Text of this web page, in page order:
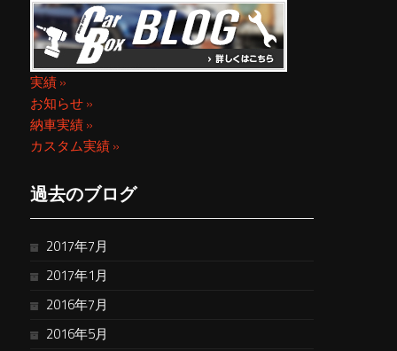
実績 »
お知らせ »
納車実績 »
カスタム実績 »
過去のブログ
2017年7月
2017年1月
2016年7月
2016年5月